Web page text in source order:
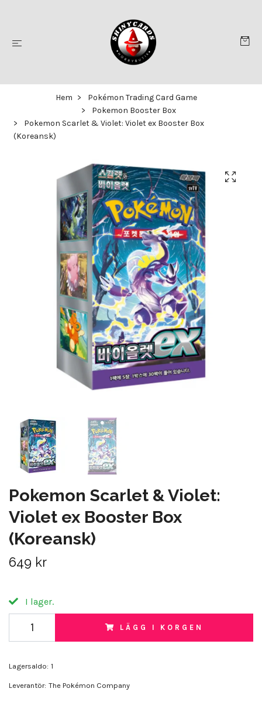
Hem
Pokémon Trading Card Game
Pokemon Booster Box
Pokemon Scarlet & Violet: Violet ex Booster Box
(Koreansk)
Pokemon Scarlet & Violet:
Violet ex Booster Box
(Koreansk)
649 kr
I lager.
LÄGG I KORGEN
Lagersaldo: 1
Leverantör: The Pokémon Company